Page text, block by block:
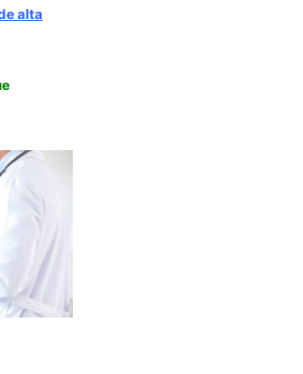
alta